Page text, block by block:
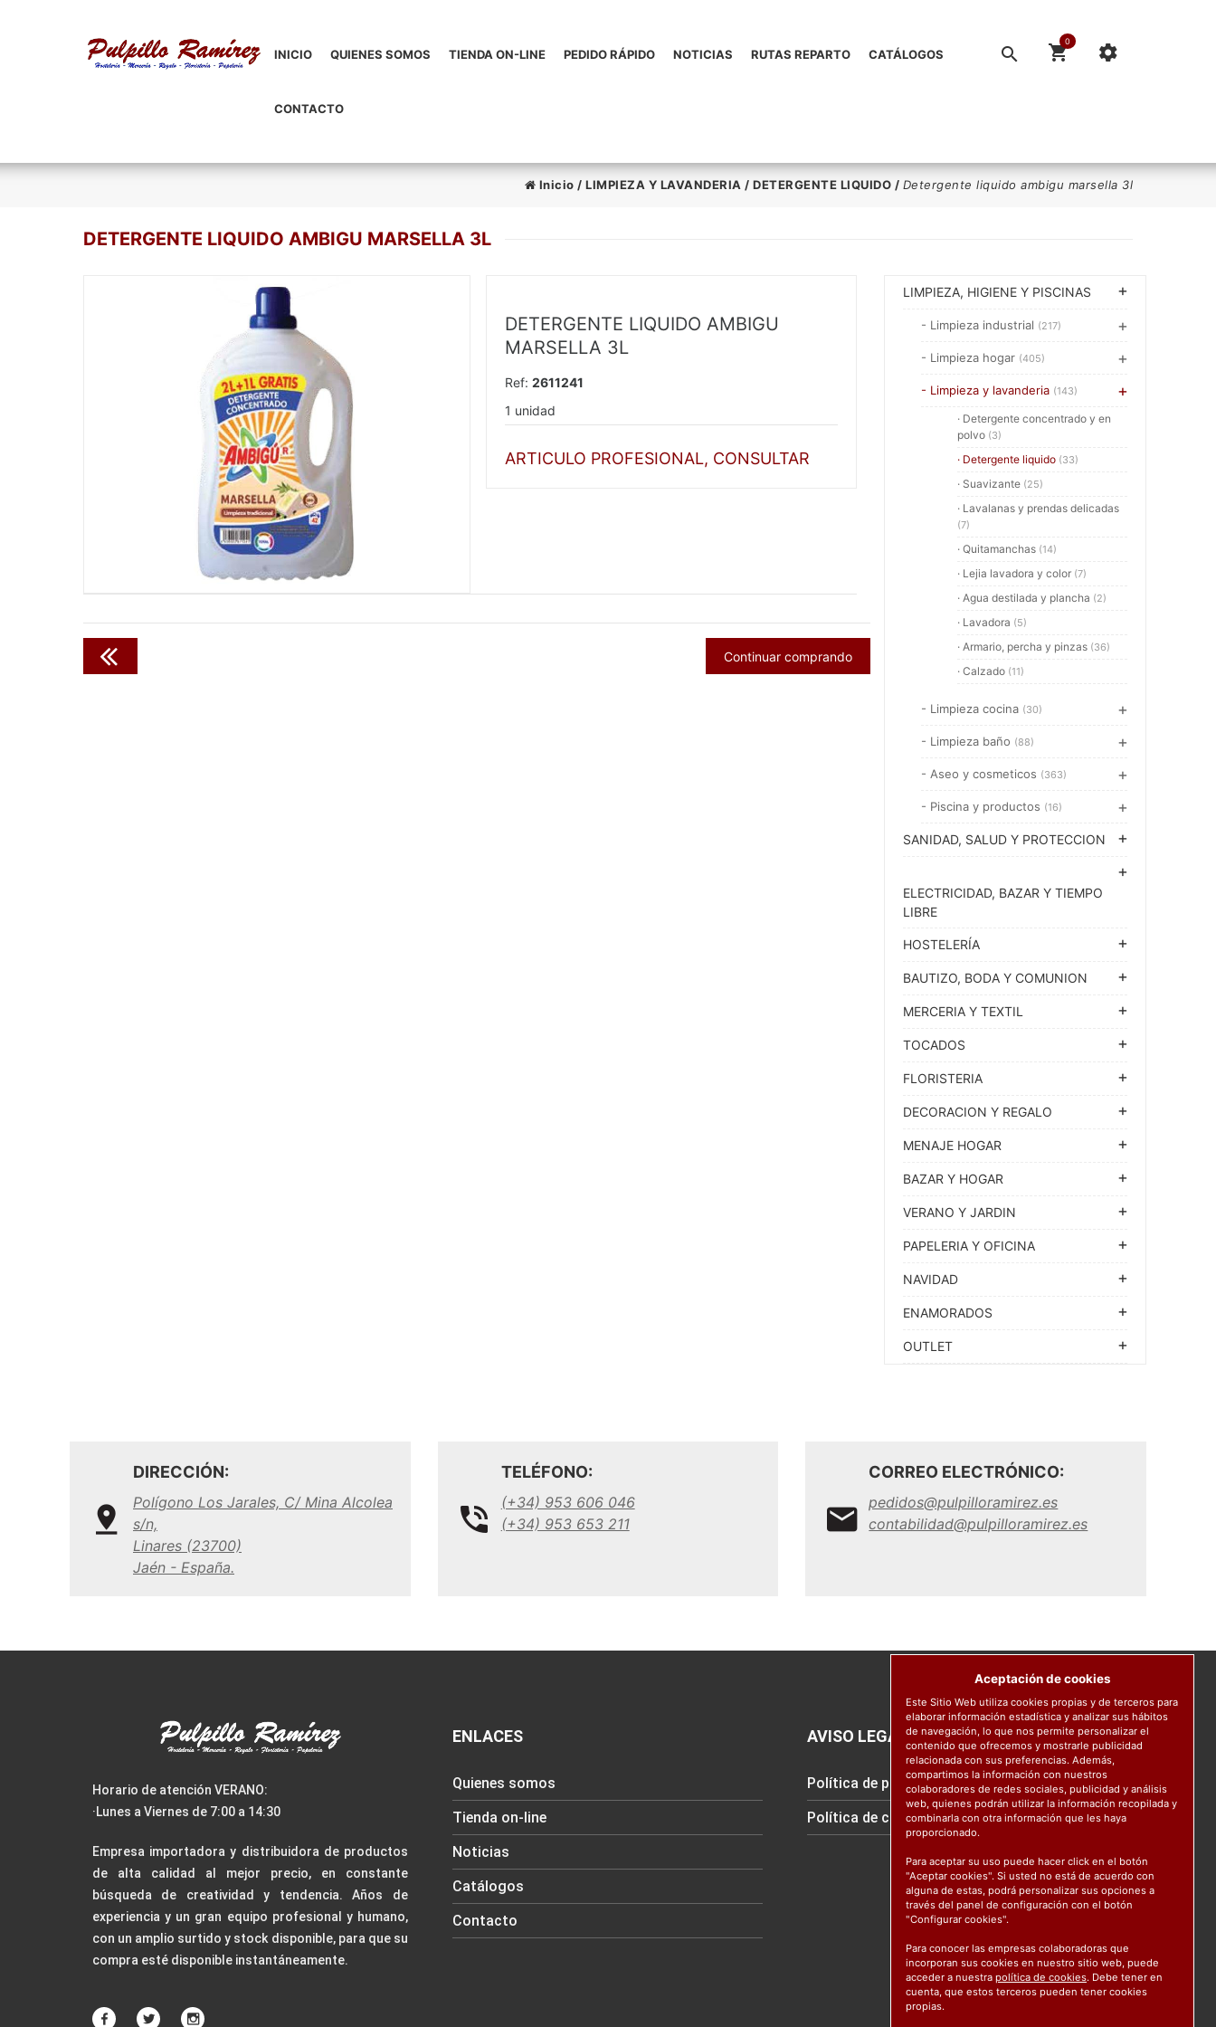
0
INICIO QUIENES SOMOS TIENDA ON-LINE PEDIDO RÁPIDO NOTICIAS RUTAS REPARTO CATÁLOGOS
CONTACTO
Inicio / LIMPIEZA Y LAVANDERIA / DETERGENTE LIQUIDO / Detergente liquido ambigu marsella 3l
DETERGENTE LIQUIDO AMBIGU MARSELLA 3L
LIMPIEZA, HIGIENE Y PISCINAS
- Limpieza industrial (217)
- Limpieza hogar (405)
- Limpieza y lavanderia (143)
· Detergente concentrado y en
polvo (3)
· Detergente liquido (33)
· Suavizante (25)
· Lavalanas y prendas delicadas
(7)
· Quitamanchas (14)
· Lejia lavadora y color (7)
· Agua destilada y plancha (2)
· Lavadora (5)
· Armario, percha y pinzas (36)
· Calzado (11)
- Limpieza cocina (30)
- Limpieza baño (88)
- Aseo y cosmeticos (363)
- Piscina y productos (16)
SANIDAD, SALUD Y PROTECCION
ELECTRICIDAD, BAZAR Y TIEMPO
LIBRE
HOSTELERÍA
BAUTIZO, BODA Y COMUNION
MERCERIA Y TEXTIL
TOCADOS
FLORISTERIA
DECORACION Y REGALO
MENAJE HOGAR
BAZAR Y HOGAR
VERANO Y JARDIN
PAPELERIA Y OFICINA
NAVIDAD
ENAMORADOS
OUTLET
DETERGENTE LIQUIDO AMBIGU
MARSELLA 3L
Ref: 2611241
1 unidad
ARTICULO PROFESIONAL, CONSULTAR
Continuar comprando
DIRECCIÓN:
Polígono Los Jarales, C/ Mina Alcolea
s/n,
Linares (23700)
Jaén - España.
TELÉFONO:
(+34) 953 606 046
(+34) 953 653 211
CORREO ELECTRÓNICO:
pedidos@pulpilloramirez.es
contabilidad@pulpilloramirez.es
Horario de atención VERANO:
·Lunes a Viernes de 7:00 a 14:30
Empresa importadora y distribuidora de productos
de alta calidad al mejor precio, en constante
búsqueda de creatividad y tendencia. Años de
experiencia y un gran equipo profesional y humano,
con un amplio surtido y stock disponible, para que su
compra esté disponible instantáneamente.
ENLACES
Quienes somos
Tienda on-line
Noticias
Catálogos
Contacto
AVISO LEGAL
Política de protección de datos
Política de cookies
Aceptación de cookies
Este Sitio Web utiliza cookies propias y de terceros para
elaborar información estadística y analizar sus hábitos
de navegación, lo que nos permite personalizar el
contenido que ofrecemos y mostrarle publicidad
relacionada con sus preferencias. Además,
compartimos la información con nuestros
colaboradores de redes sociales, publicidad y análisis
web, quienes podrán utilizar la información recopilada y
combinarla con otra información que les haya
proporcionado.
Para aceptar su uso puede hacer click en el botón
"Aceptar cookies". Si usted no está de acuerdo con
alguna de estas, podrá personalizar sus opciones a
través del panel de configuración con el botón
"Configurar cookies".
Para conocer las empresas colaboradoras que
incorporan sus cookies en nuestro sitio web, puede
acceder a nuestra política de cookies. Debe tener en
cuenta, que estos terceros pueden tener cookies
propias.